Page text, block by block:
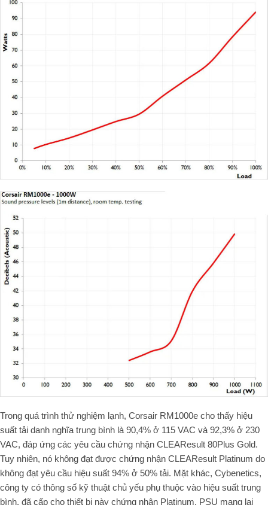
Trong quá trình thử nghiệm lạnh, Corsair RM1000e cho thấy hiệu
suất tải danh nghĩa trung bình là 90,4% ở 115 VAC và 92,3% ở 230
VAC, đáp ứng các yêu cầu chứng nhận CLEAResult 80Plus Gold.
Tuy nhiên, nó không đạt được chứng nhận CLEAResult Platinum do
không đạt yêu cầu hiệu suất 94% ở 50% tải. Mặt khác, Cybenetics,
công ty có thông số kỹ thuật chủ yếu phụ thuộc vào hiệu suất trung
bình, đã cấp cho thiết bị này chứng nhận Platinum. PSU mang lại